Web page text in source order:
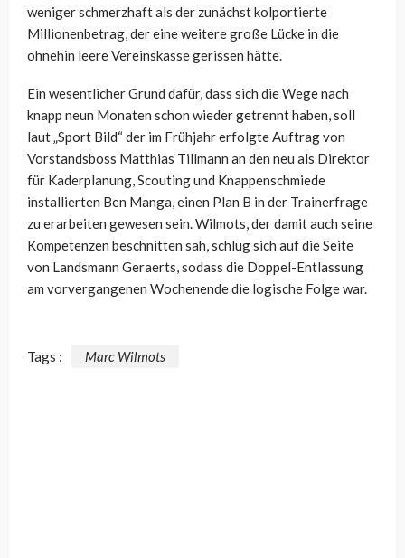
weniger schmerzhaft als der zunächst kolportierte
Millionenbetrag, der eine weitere große Lücke in die
ohnehin leere Vereinskasse gerissen hätte.
Ein wesentlicher Grund dafür, dass sich die Wege nach
knapp neun Monaten schon wieder getrennt haben, soll
laut „Sport Bild“ der im Frühjahr erfolgte Auftrag von
Vorstandsboss Matthias Tillmann an den neu als Direktor
für Kaderplanung, Scouting und Knappenschmiede
installierten Ben Manga, einen Plan B in der Trainerfrage
zu erarbeiten gewesen sein. Wilmots, der damit auch seine
Kompetenzen beschnitten sah, schlug sich auf die Seite
von Landsmann Geraerts, sodass die Doppel-Entlassung
am vorvergangenen Wochenende die logische Folge war.
Tags : Marc Wilmots